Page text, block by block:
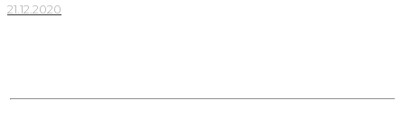
21.12.2020